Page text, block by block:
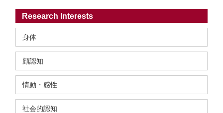
Research Interests
身体
顔認知
情動・感性
社会的認知